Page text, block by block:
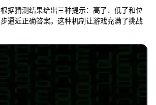
据猜测结果给出三种提示：高了、低了和位
逼近正确答案。这种机制让游戏充满了挑战